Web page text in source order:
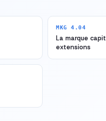
MKG 4.04
La marque
extensions